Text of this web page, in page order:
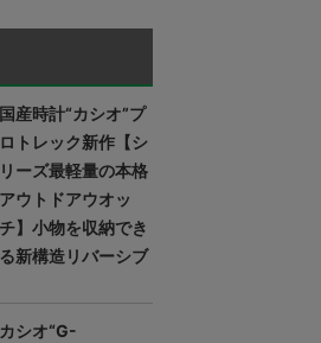
国産時計“カシオ”プ
ロトレック新作【シ
リーズ最軽量の本格
アウトドアウオッ
チ】小物を収納でき
る新構造リバーシブ
カシオ“G-